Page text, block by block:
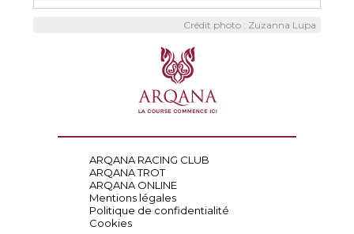
Crédit photo : Zuzanna Lupa
ARQANA RACING CLUB
ARQANA TROT
ARQANA ONLINE
Mentions légales
Politique de confidentialité
Cookies